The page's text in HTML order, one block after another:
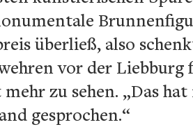
überließ, also
vor der
zu sehen. „Das
gesprochen.“